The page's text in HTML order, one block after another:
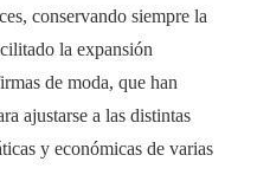
conservando siempre la
la expansión
de moda, que han
ajustarse a las distintas
y económicas de varias